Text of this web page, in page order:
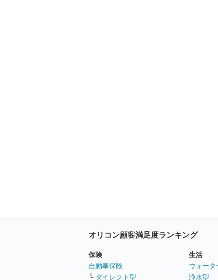
オリコン顧客満足度ランキング
保険
自動車保険
└ ダイレクト型
生活
ウォー
浄水型